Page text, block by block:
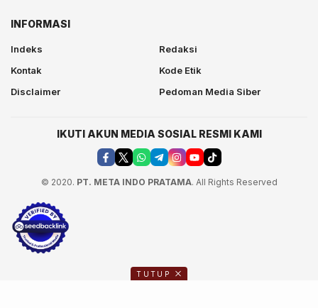
INFORMASI
Indeks
Redaksi
Kontak
Kode Etik
Disclaimer
Pedoman Media Siber
IKUTI AKUN MEDIA SOSIAL RESMI KAMI
© 2020. PT. META INDO PRATAMA. All Rights Reserved
TUTUP